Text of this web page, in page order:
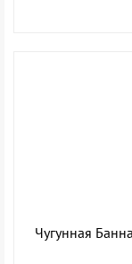
Чугунная